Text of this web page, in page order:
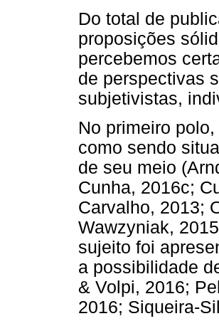
Do total de
proposições
percebemos
de perspectivas
subjetivistas,
No primeiro
como sendo
de seu meio
Cunha, 2016c;
Carvalho, 2013;
Wawzyniak,
sujeito foi
a possibilidade
& Volpi, 2016;
2016; Siqueira-